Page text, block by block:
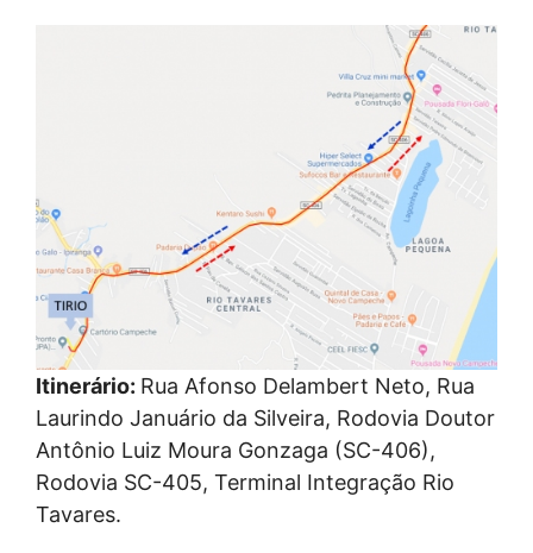
Itinerário: Rua Afonso Delambert Neto, Rua
Laurindo Januário da Silveira, Rodovia Doutor
Antônio Luiz Moura Gonzaga (SC-406),
Rodovia SC-405, Terminal Integração Rio
Tavares.